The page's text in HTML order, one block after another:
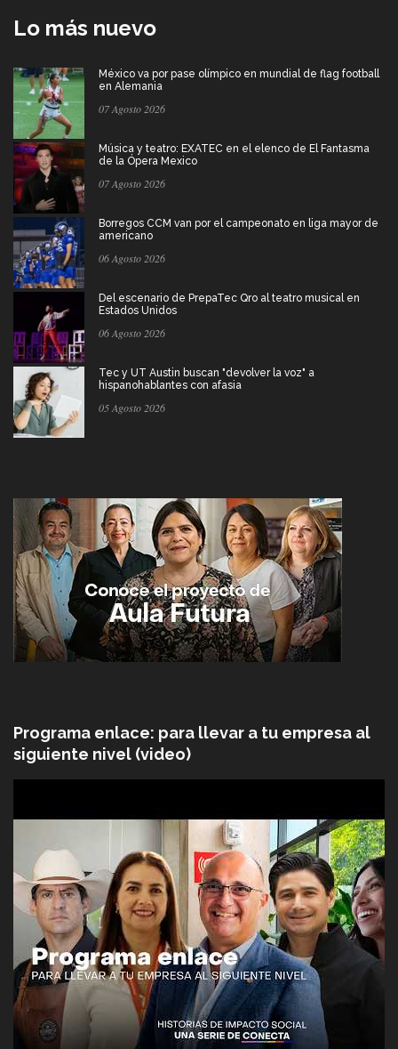
Lo más nuevo
México va por pase olímpico en mundial de flag football
en Alemania
07 Agosto 2026
Música y teatro: EXATEC en el elenco de El Fantasma
de la Ópera Mexico
07 Agosto 2026
Borregos CCM van por el campeonato en liga mayor de
americano
06 Agosto 2026
Del escenario de PrepaTec Qro al teatro musical en
Estados Unidos
06 Agosto 2026
Tec y UT Austin buscan "devolver la voz" a
hispanohablantes con afasia
05 Agosto 2026
Programa enlace: para llevar a tu empresa al
siguiente nivel (video)